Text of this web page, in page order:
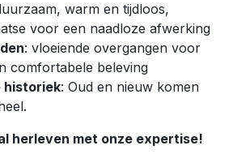
warm en tijdloos,
voor een naadloze afwerking
: vloeiende overgangen voor
comfortabele beleving
historiek: Oud en nieuw komen
herleven met onze expertise!